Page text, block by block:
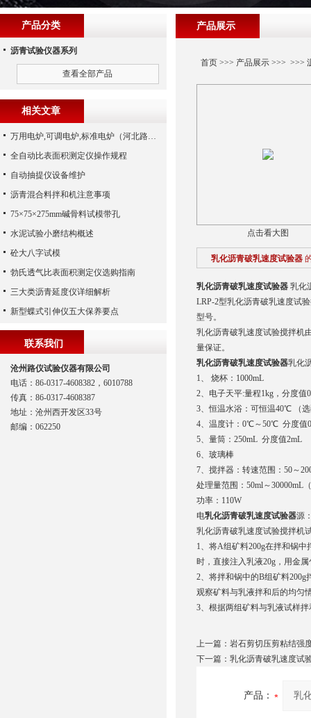
产品展示
首页>>> 产品展示>>> >>>
点击看大图
乳化沥青破乳速度试验器
乳化沥青破乳速度试验器乳化
LRP-2型乳化沥青破乳速度试
型号。
乳化沥青破乳速度试验搅拌机
量保证。
乳化沥青破乳速度试验器乳化
1、 烧杯：1000mL
2、电子天平:量程1kg，分度值
3、恒温水浴：可恒温40℃ （
4、温度计：0℃～50℃ 分度值
5、量筒：250mL 分度值2mL
6、玻璃棒
7、搅拌器：转速范围：50～
处理量范围：50ml～30000mL
功率：110W
电乳化沥青破乳速度试验器源
乳化沥青破乳速度试验搅拌机
1、将A组矿料200g在拌和锅
时，直接注入乳液20g，用金
2、将拌和锅中的B组矿料200g
观察矿料与乳液拌和后的均匀
3、根据两组矿料与乳液试样
上一篇： 岩石剪切压剪粘结强
下一篇： 乳化沥青破乳速度试
产品：
产品分类
沥青试验仪器系列
查看全部产品
相关文章
万用电炉,可调电炉,标准电炉（河北路仪）
全自动比表面积测定仪操作规程
自动抽提仪设备维护
沥青混合料拌和机注意事项
75×75×275mm碱骨料试模带孔
水泥试验小磨结构概述
砼大八字试模
勃氏透气比表面积测定仪选购指南
三大类沥青延度仪详细解析
新型蝶式引伸仪五大保养要点
联系我们
沧州路仪试验仪器有限公司
电话：86-0317-4608382，6010788
传真：86-0317-4608387
地址：沧州西开发区33号
邮编：062250